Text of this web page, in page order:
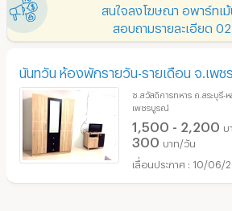
สนใจลงโฆษณา อพาร์ทเ
สอบถามรายละเอียด
นันทวัน ห้องพักรายวัน-รายเดือน จ.เพช
ซ.สวัสดิการทหาร ถ.สระบุรี-
เพชรบูรณ์
1,500 - 2,200 บ
300 บาท/วัน
10/06/